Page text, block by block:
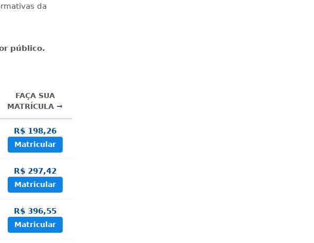
da
público.
FAÇA SUA
MATRÍCULA →
R$ 198,26
Matricular
R$ 297,42
Matricular
R$ 396,55
Matricular